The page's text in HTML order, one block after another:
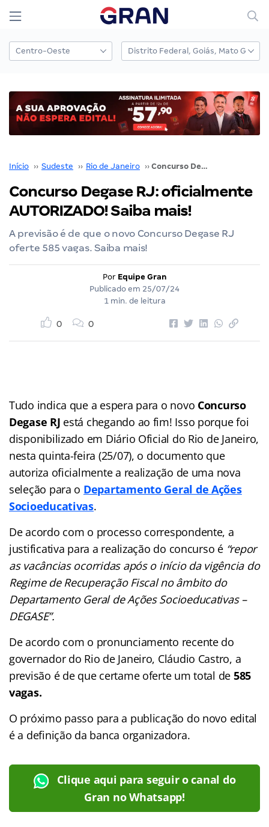
Início ›› Sudeste ›› Rio de Janeiro ›› Concurso Degase RJ: oficialmente AUTORIZADO! Saiba mais!
Concurso Degase RJ: oficialmente
AUTORIZADO! Saiba mais!
A previsão é de que o novo Concurso Degase RJ
oferte 585 vagas. Saiba mais!
Por Equipe Gran
Publicado em 25/07/24
1 min. de leitura
0 0
Tudo indica que a espera para o novo Concurso
Degase RJ está chegando ao fim! Isso porque foi
disponibilizado em Diário Oficial do Rio de Janeiro,
nesta quinta-feira (25/07), o documento que
autoriza oficialmente a realização de uma nova
seleção para o Departamento Geral de Ações
Socioeducativas.
De acordo com o processo correspondente, a
justificativa para a realização do concurso é “repor
as vacâncias ocorridas após o início da vigência do
Regime de Recuperação Fiscal no âmbito do
Departamento Geral de Ações Socioeducativas –
DEGASE”.
De acordo com o pronunciamento recente do
governador do Rio de Janeiro, Cláudio Castro, a
previsão é de que certame oferte um total de 585
vagas.
O próximo passo para a publicação do novo edital
é a definição da banca organizadora.
Clique aqui para seguir o canal do
Gran no Whatsapp!